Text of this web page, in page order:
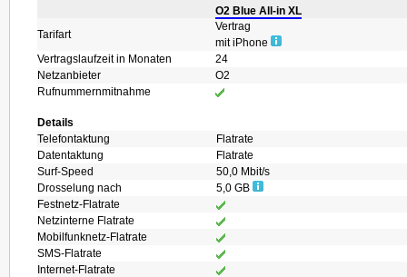
O2 Blue All-in XL
Tarifart
Vertrag
mit iPhone
Vertragslaufzeit in Monaten
24
Netzanbieter
O2
Rufnummernmitnahme
Details
Telefontaktung
Flatrate
Datentaktung
Flatrate
Surf-Speed
50,0 Mbit/s
Drosselung nach
5,0 GB
Festnetz-Flatrate
Netzinterne Flatrate
Mobilfunknetz-Flatrate
SMS-Flatrate
Internet-Flatrate